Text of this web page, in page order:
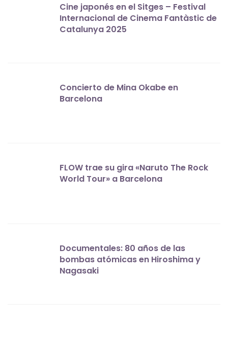
Cine japonés en el Sitges – Festival
Internacional de Cinema Fantàstic de
Catalunya 2025
Concierto de Mina Okabe en
Barcelona
FLOW trae su gira «Naruto The Rock
World Tour» a Barcelona
Documentales: 80 años de las
bombas atómicas en Hiroshima y
Nagasaki